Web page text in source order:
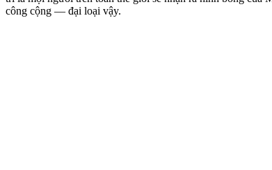
công cộng — đại loại vậy.